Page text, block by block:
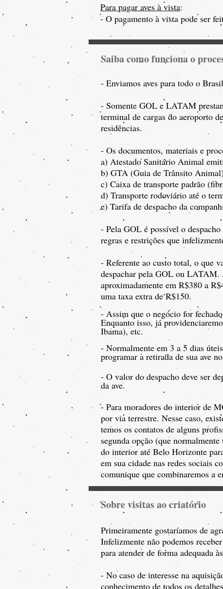
Para pagar aves à vista:
- O pagamento à vista pode ser
Saiba como funciona o proce
- Enviamos aves para todo o
- Somente GOL e LATAM
terminal de cargas do aeroporto
residências.
- Os documentos, materiais e
a) Atestado Sanitário Animal
b) GTA (Guia de Trânsito
c) Caixa de transporte padrão
d) Transporte rodoviário até o
e) Tarifa de despacho da
- Pela GOL é possível o
regras e restrições que
- Referente ao custo total, o que
despachar pela GOL ou LATAM.
aproximadamente em R$380 a
uma taxa extra de R$150.
- Assim que o negócio for
Enquanto isso, já
Ibama), etc.
- Normalmente em 3 a 5 dias
programar a retirada de sua ave
- O valor do despacho deve ser
da ave.
- Para moradores do interior de
por via terrestre. Nesse caso,
temos os contatos de alguns
segunda opção (que
do interior até Belo Horizonte
em sua cidade nas redes sociais
comunique que combinaremos a
Sobre visitas ao criatório
Primeiramente gostaríamos de
Infelizmente não podemos
para atender de forma adequada
- No caso de interesse na
conhecimento de todos os